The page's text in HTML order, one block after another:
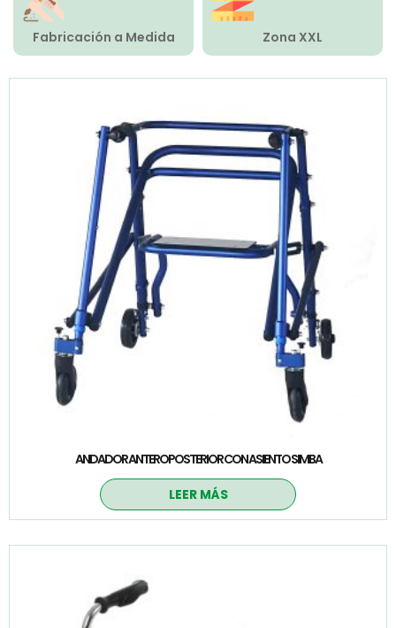
Fabricación a Medida Zona XXL
ANDADOR ANTEROPOSTERIOR CON ASIENTO SIMBA
LEER MÁS